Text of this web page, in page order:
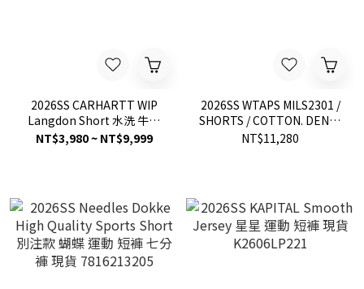
2026SS CARHARTT WIP
Langdon Short 水洗 牛仔
短褲 現貨 I036587
NT$3,980 ~ NT$9,999
2026SS WTAPS MILS2301 /
SHORTS / COTTON. DENIM
口袋 抽繩 工裝 短褲 現貨
NT$11,280